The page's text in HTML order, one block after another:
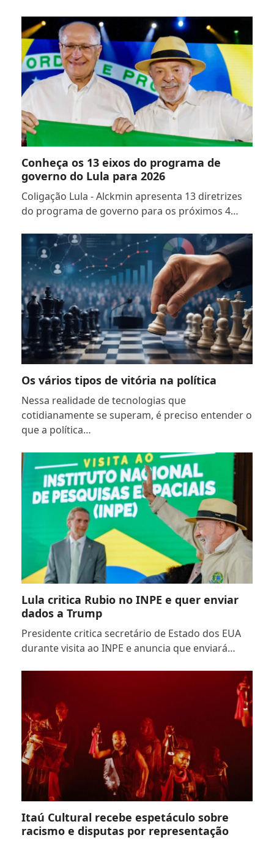
Conheça os 13 eixos do programa de
governo do Lula para 2026
Coligação Lula - Alckmin apresenta 13 diretrizes
do programa de governo para os próximos 4…
Os vários tipos de vitória na política
Nessa realidade de tecnologias que
cotidianamente se superam, é preciso entender o
que a política…
Lula critica Rubio no INPE e quer enviar
dados a Trump
Presidente critica secretário de Estado dos EUA
durante visita ao INPE e anuncia que enviará…
Itaú Cultural recebe espetáculo sobre
racismo e disputas por representação